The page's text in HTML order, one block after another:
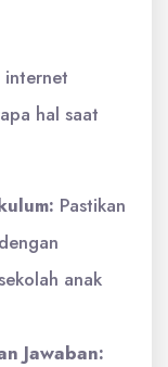
internet
hal saat
Pastikan
anak
Jawaban: